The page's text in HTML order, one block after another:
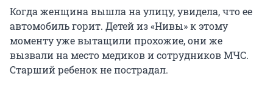
Когда женщина вышла на улицу, увидела, что ее
автомобиль горит. Детей из «Нивы» к этому
моменту уже вытащили прохожие, они же
вызвали на место медиков и сотрудников МЧС.
Старший ребенок не пострадал.